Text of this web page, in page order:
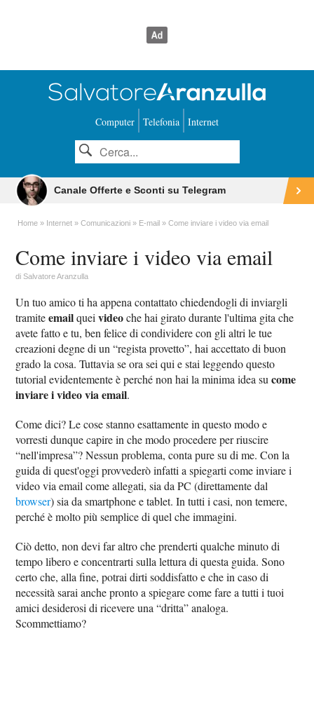
Computer Telefonia Internet
Canale Offerte e Sconti su Telegram
Home Internet Comunicazioni E-mail Come inviare i video via email
Come inviare i video via email
diSalvatore Aranzulla
Un tuo amico ti ha appena contattato chiedendogli di inviargli
tramiteemailqueivideoche hai girato durante l'ultima gita che
avete fatto e tu, ben felice di condividere con gli altri le tue
creazioni degne di un “regista provetto”, hai accettato di buon
grado la cosa. Tuttavia se ora sei qui e stai leggendo questo
tutorial evidentemente è perché non hai la minima idea sucome
inviare i video via email.
Come dici? Le cose stanno esattamente in questo modo e
vorresti dunque capire in che modo procedere per riuscire
“nell'impresa”? Nessun problema, conta pure su di me. Con la
guida di quest'oggi provvederò infatti a spiegarti come inviare i
video via email come allegati, sia da PC (direttamente dal
browser) sia da smartphone e tablet. In tutti i casi, non temere,
perché è molto più semplice di quel che immagini.
Ciò detto, non devi far altro che prenderti qualche minuto di
tempo libero e concentrarti sulla lettura di questa guida. Sono
certo che, alla fine, potrai dirti soddisfatto e che in caso di
necessità sarai anche pronto a spiegare come fare a tutti i tuoi
amici desiderosi di ricevere una “dritta” analoga.
Scommettiamo?